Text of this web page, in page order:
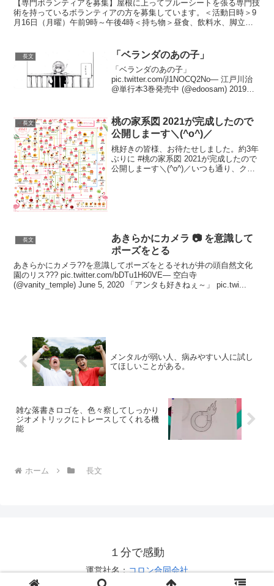
【専門ボランティアを募集】屋根に上ってブルーシートを張る専門技
術を持っているボランティアの方を募集しています。＜活動日時＞9
月16日（月曜）午前9時～午後4時＜持ち物＞昼食、飲料水、脚立な
長文 「ベランダのあの子」
「ベランダのあの子」
pic.twitter.com/jl1NOCQ2No— 江戸川治
@単行本3巻発売中 (@edoosam) 2019年
す??生まれ変わって幸せにな...
長文
桃の家系図 2021が完成したので
公開しまーす＼(^o^)／
桃好きの皆様、お待たせしました。約3年
ぶりに #桃の家系図 2021が完成したので
公開しまーす＼(^o^)／いつも通り、クレ
長文
あきらかにカメラ 📷 を意識して
ポーズをとる
あきらかにカメラ??を意識してポーズをとるそれが井の頭自然文化
園のリス??? pic.twitter.com/bDTu1H60VE— 空白寺
(@vanity_temple) June 5, 2020 「アンタも好きねぇ～」 pic.twi...
メンタルが弱い人、病みやすい人に試し
てほしいことがある。
雑な落書きロゴを、色々察してしっかり
ジオメトリックにトレースしてくれる機
能
ホーム 長文
１分で感動
運営社名：コロン合同会社